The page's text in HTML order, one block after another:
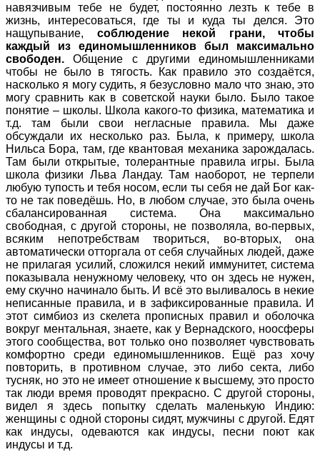
навязчивым тебе не будет, постоянно лезть к тебе в
жизнь, интересоваться, где ты и куда ты делся. Это
нащупывание, соблюдение некой грани, чтобы
каждый из единомышленников был максимально
свободен. Общение с другими единомышленниками
чтобы не было в тягость. Как правило это создаётся,
насколько я могу судить, я безусловно мало что знаю, это
могу сравнить как в советской науки было. Было такое
понятие – школы. Школа какого-то физика, математика и
т.д. там были свои негласные правила. Мы даже
обсуждали их несколько раз. Была, к примеру, школа
Нильса Бора, там, где квантовая механика зарождалась.
Там были открытые, толерантные правила игры. Была
школа физики Льва Ландау. Там наоборот, не терпели
любую тупость и тебя носом, если ты себя не дай Бог как-
то не так поведёшь. Но, в любом случае, это была очень
сбалансированная система. Она максимально
свободная, с другой стороны, не позволяла, во-первых,
всяким непотребствам твориться, во-вторых, она
автоматически отторгала от себя случайных людей, даже
не прилагая усилий, сложился некий иммунитет, система
показывала ненужному человеку, что он здесь не нужен,
ему скучно начинало быть. И всё это выливалось в некие
неписанные правила, и в зафиксированные правила. И
этот симбиоз из скелета прописных правил и оболочка
вокруг ментальная, знаете, как у Вернадского, ноосферы
этого сообщества, вот только оно позволяет чувствовать
комфортно среди единомышленников. Ещё раз хочу
повторить, в противном случае, это либо секта, либо
тусняк, но это не имеет отношение к высшему, это просто
так люди время проводят прекрасно. С другой стороны,
видел я здесь попытку сделать маленькую Индию:
женщины с одной стороны сидят, мужчины с другой. Едят
как индусы, одеваются как индусы, песни поют как
индусы и т.д.